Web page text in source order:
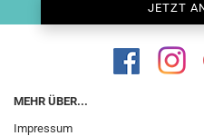
MEHR ÜBER...
Impressum